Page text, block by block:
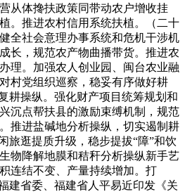
从体搀扶政策同带动农户增收挂
。推进农村信用系统扶植。（二十
全社会意理办事系统和危机干涉机
长，规范农产物曲播带货。推进农
理。加强农人创业园、闽台农业融
村党组织巡察，稳妥有序做好耕
耕操纵。强化财产项目统筹规划和
沉点帮扶县的激励束缚机制，规范
推进盐碱地分析操纵，切实遏制耕
旅逛提质升级，稳步提拔“障”和饮
物降解地膜和秸秆分析操纵新手艺
连结不变、产量持续增加。打
建省委、福建省人平易近印发《关